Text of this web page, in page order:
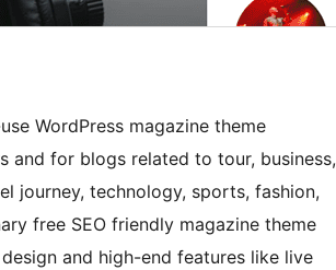
WordPress magazine theme
and for blogs related to tour, business,
journey, technology, sports, fashion,
free SEO friendly magazine theme
and high-end features like live